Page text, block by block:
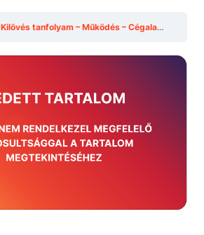
Kilövés tanfolyam – Működés – Cégalapítás, cégformák – Kérdések